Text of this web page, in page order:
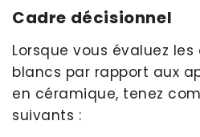
Cadre décisionnel
Lorsque vous évaluez
blancs par rapport aux
en céramique, tenez
suivants :